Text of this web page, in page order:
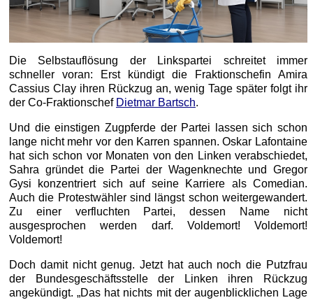
Die Selbstauflösung der Linkspartei schreitet immer
schneller voran: Erst kündigt die Fraktionschefin Amira
Cassius Clay ihren Rückzug an, wenig Tage später folgt ihr
der Co-Fraktionschef Dietmar Bartsch.
Und die einstigen Zugpferde der Partei lassen sich schon
lange nicht mehr vor den Karren spannen. Oskar Lafontaine
hat sich schon vor Monaten von den Linken verabschiedet,
Sahra gründet die Partei der Wagenknechte und Gregor
Gysi konzentriert sich auf seine Karriere als Comedian.
Auch die Protestwähler sind längst schon weitergewandert.
Zu einer verfluchten Partei, dessen Name nicht
ausgesprochen werden darf. Voldemort! Voldemort!
Voldemort!
Doch damit nicht genug. Jetzt hat auch noch die Putzfrau
der Bundesgeschäftsstelle der Linken ihren Rückzug
angekündigt. „Das hat nichts mit der augenblicklichen Lage